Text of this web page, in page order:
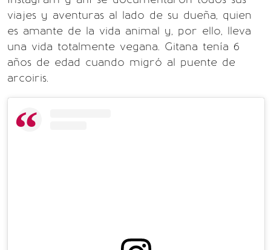
viajes y aventuras al lado de su dueña, quien
es amante de la vida animal y, por ello, lleva
una vida totalmente vegana. Gitana tenía 6
años de edad cuando migró al puente de
arcoiris.